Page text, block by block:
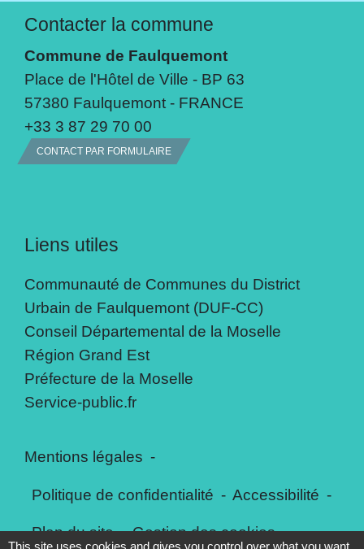
Contacter la commune
Commune de Faulquemont
Place de l'Hôtel de Ville - BP 63
57380 Faulquemont - FRANCE
+33 3 87 29 70 00
CONTACT PAR FORMULAIRE
Liens utiles
Communauté de Communes du District
Urbain de Faulquemont (DUF-CC)
Conseil Départemental de la Moselle
Région Grand Est
Préfecture de la Moselle
Service-public.fr
Mentions légales -
Politique de confidentialité - Accessibilité -
Plan du site - Gestion des cookies
This site uses cookies and gives you control over what you want